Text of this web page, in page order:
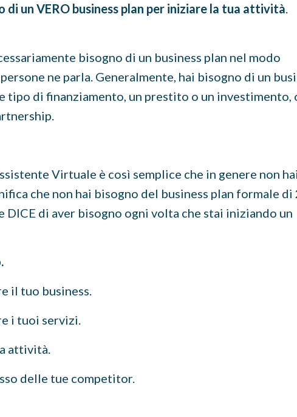
di un VERO business plan per iniziare la tua attività
bisogno di un business plan nel modo
ne parla. Generalmente, hai bisogno di un
tipo di finanziamento, un prestito o un investimento,
Virtuale è così semplice che in genere non
che non hai bisogno del business plan formale di
DICE di aver bisogno ogni volta che stai iniziando un
il tuo business.
i tuoi servizi.
attività.
delle tue competitor.